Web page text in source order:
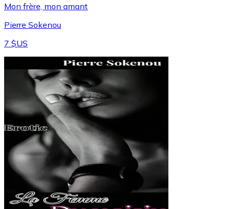
Mon frère, mon amant
Pierre Sokenou
7 $US